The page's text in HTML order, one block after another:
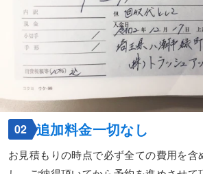
02 追加料金一切なし
お見積もりの時点で必ず全ての費用を含